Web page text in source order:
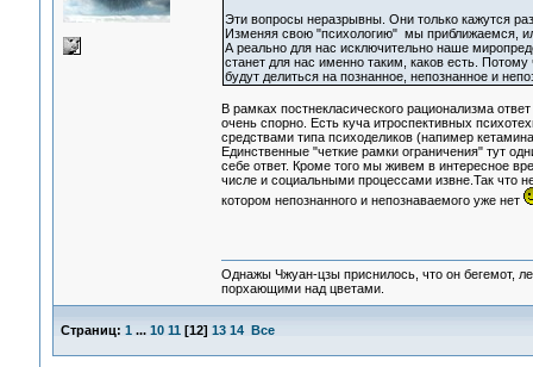
Эти вопросы неразрывны. Они только кажутся
Изменяя свою "психологию" мы приближаемся,
А реально для нас исключительно наше
станет для нас именно таким, каков есть.
будут делиться на познанное, непознанное и
В рамках постнекласического рационализма
очень спорно. Есть куча итроспективных
средствами типа психоделиков (напимер
Единственные "четкие рамки ограничения" тут
себе ответ. Кроме того мы живем в интересное
числе и социальными процессами извне.Так что
котором непознанного и непознаваемого уже нет
Однажы Чжуан-цзы приснилось, что он бегемот,
порхающими над цветами.
Страниц: 1 ... 10 11 [12] 13 14 Все